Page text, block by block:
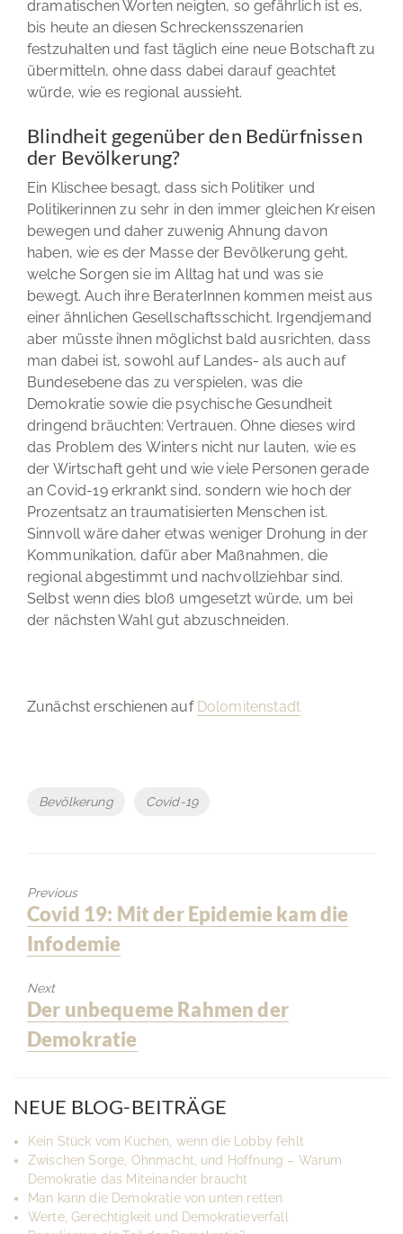
dramatischen Worten neigten, so gefährlich ist es,
bis heute an diesen Schreckensszenarien
festzuhalten und fast täglich eine neue Botschaft zu
übermitteln, ohne dass dabei darauf geachtet
würde, wie es regional aussieht.
Blindheit gegenüber den Bedürfnissen
der Bevölkerung?
Ein Klischee besagt, dass sich Politiker und
Politikerinnen zu sehr in den immer gleichen Kreisen
bewegen und daher zuwenig Ahnung davon
haben, wie es der Masse der Bevölkerung geht,
welche Sorgen sie im Alltag hat und was sie
bewegt. Auch ihre BeraterInnen kommen meist aus
einer ähnlichen Gesellschaftsschicht. Irgendjemand
aber müsste ihnen möglichst bald ausrichten, dass
man dabei ist, sowohl auf Landes- als auch auf
Bundesebene das zu verspielen, was die
Demokratie sowie die psychische Gesundheit
dringend bräuchten: Vertrauen. Ohne dieses wird
das Problem des Winters nicht nur lauten, wie es
der Wirtschaft geht und wie viele Personen gerade
an Covid-19 erkrankt sind, sondern wie hoch der
Prozentsatz an traumatisierten Menschen ist.
Sinnvoll wäre daher etwas weniger Drohung in der
Kommunikation, dafür aber Maßnahmen, die
regional abgestimmt und nachvollziehbar sind.
Selbst wenn dies bloß umgesetzt würde, um bei
der nächsten Wahl gut abzuschneiden.
Zunächst erschienen auf Dolomitenstadt
Tags
Bevölkerung Covid-19
Previous
Previous
post:
Covid 19: Mit der Epidemie kam die
Infodemie
Next
Next
post:
Der unbequeme Rahmen der
Demokratie
NEUE BLOG-BEITRÄGE
Kein Stück vom Kuchen, wenn die Lobby fehlt
Zwischen Sorge, Ohnmacht, und Hoffnung – Warum
Demokratie das Miteinander braucht
Man kann die Demokratie von unten retten
Werte, Gerechtigkeit und Demokratieverfall